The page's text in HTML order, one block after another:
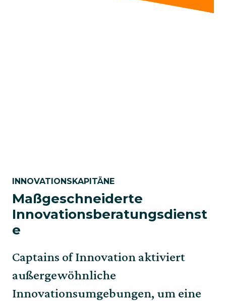
INNOVATIONSKAPITÄNE
Maßgeschneiderte
Innovationsberatungsdienst
e
Captains of Innovation aktiviert
außergewöhnliche
Innovationsumgebungen, um eine